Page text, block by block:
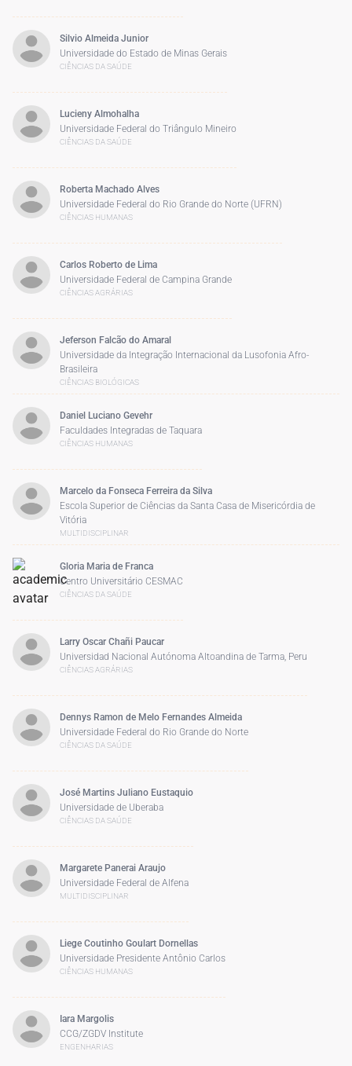
Silvio Almeida Junior
Universidade do Estado de Minas Gerais
CIÊNCIAS DA SAÚDE
Lucieny Almohalha
Universidade Federal do Triângulo Mineiro
CIÊNCIAS DA SAÚDE
Roberta Machado Alves
Universidade Federal do Rio Grande do Norte (UFRN)
CIÊNCIAS HUMANAS
Carlos Roberto de Lima
Universidade Federal de Campina Grande
CIÊNCIAS AGRÁRIAS
Jeferson Falcão do Amaral
Universidade da Integração Internacional da Lusofonia Afro-
Brasileira
CIÊNCIAS BIOLÓGICAS
Daniel Luciano Gevehr
Faculdades Integradas de Taquara
CIÊNCIAS HUMANAS
Marcelo da Fonseca Ferreira da Silva
Escola Superior de Ciências da Santa Casa de Misericórdia de
Vitória
MULTIDISCIPLINAR
Gloria Maria de Franca
Centro Universitário CESMAC
CIÊNCIAS DA SAÚDE
Larry Oscar Chañi Paucar
Universidad Nacional Autónoma Altoandina de Tarma, Peru
CIÊNCIAS AGRÁRIAS
Dennys Ramon de Melo Fernandes Almeida
Universidade Federal do Rio Grande do Norte
CIÊNCIAS DA SAÚDE
José Martins Juliano Eustaquio
Universidade de Uberaba
CIÊNCIAS DA SAÚDE
Margarete Panerai Araujo
Universidade Federal de Alfena
MULTIDISCIPLINAR
Liege Coutinho Goulart Dornellas
Universidade Presidente Antônio Carlos
CIÊNCIAS HUMANAS
Iara Margolis
CCG/ZGDV Institute
ENGENHARIAS